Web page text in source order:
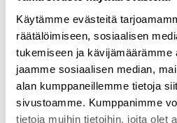
Käytämme evästeitä
räätälöimiseen, sosiaalisen
tukemiseen ja
jaamme sosiaalisen median,
alan kumppaneillemme tietoja
sivustoamme. Kumppanimme
tietoja muihin tietoihin, joita olet
Helsingin ja Uudenmaan
erikoistunut sisätauteihin ja
vuoden kokemus alalta. Pakarinen
että konsultoivana infektiolääkärinä,
asiantuntemuksestaan infektioiden
ehkäisyssä.